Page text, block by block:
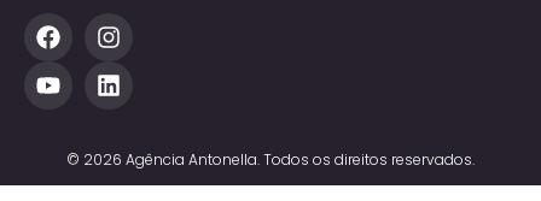
© 2026 Agência Antonella. Todos os direitos reservados.